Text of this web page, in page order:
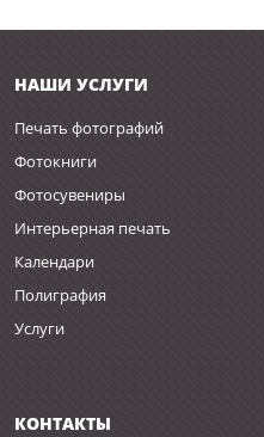
НАШИ УСЛУГИ
Печать фотографий
Фотокниги
Фотосувениры
Интерьерная печать
Календари
Полиграфия
Услуги
КОНТАКТЫ